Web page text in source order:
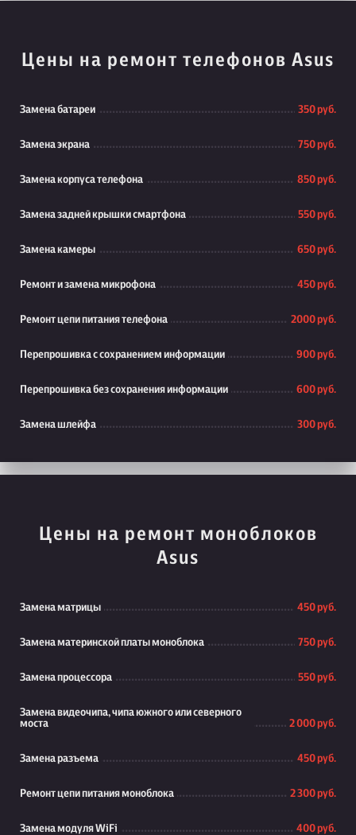
Цены на ремонт телефонов Asus
Замена батареи 350 руб.
Замена экрана 750 руб.
Замена корпуса телефона 850 руб.
Замена задней крышки смартфона 550 руб.
Замена камеры 650 руб.
Ремонт и замена микрофона 450 руб.
Ремонт цепи питания телефона 2000 руб.
Перепрошивка с сохранением информации 900 руб.
Перепрошивка без сохранения информации 600 руб.
Замена шлейфа 300 руб.
Цены на ремонт моноблоков
Asus
Замена матрицы 450 руб.
Замена материнской платы моноблока 750 руб.
Замена процессора 550 руб.
Замена видеочипа, чипа южного или северного
моста
2 000 руб.
Замена разъема 450 руб.
Ремонт цепи питания моноблока 2 300 руб.
Замена модуля WiFi 400 руб.